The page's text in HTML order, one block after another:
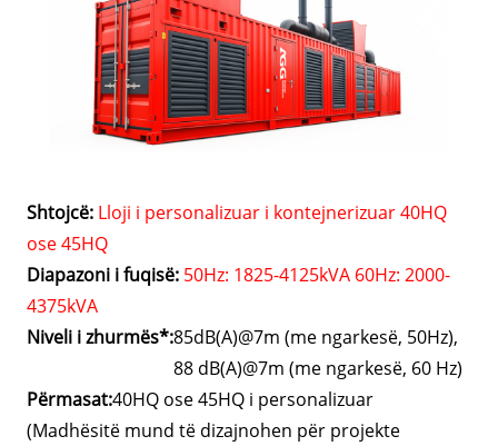
Shtojcë: Lloji i personalizuar i kontejnerizuar 40HQ
ose 45HQ
Diapazoni i fuqisë: 50Hz: 1825-4125kVA 60Hz: 2000-
4375kVA
Niveli i zhurmës*:85dB(A)@7m (me ngarkesë, 50Hz),
88 dB(A)@7m (me ngarkesë, 60 Hz)
Përmasat:40HQ ose 45HQ i personalizuar
(Madhësitë mund të dizajnohen për projekte